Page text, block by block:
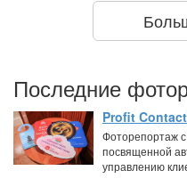
Последние
Profit
Фоторепортаж
посвященной
управлению